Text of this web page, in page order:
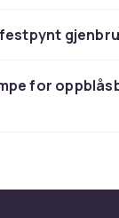
Disse store
for